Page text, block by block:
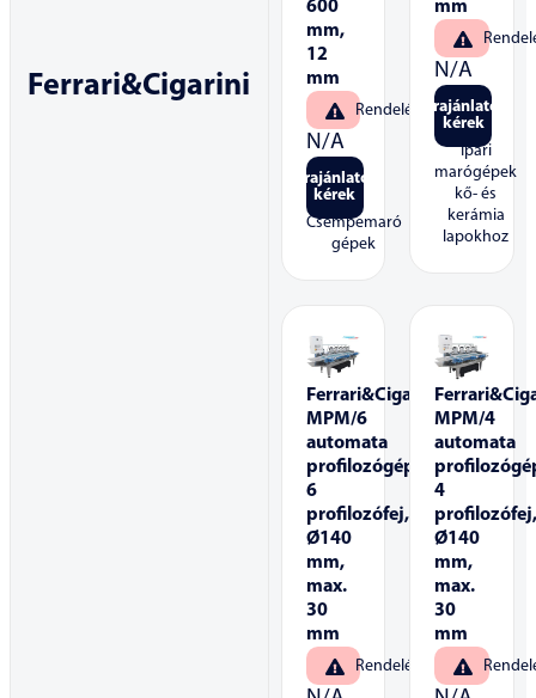
Ferrari&Cigarini
600
mm,
12
mm
Rendelésre
N/A
Árajánlatot
kérek
Csempemaró
gépek
mm
N/A
Árajánlatot
kérek
Ipari
marógépek
kő- és
kerámia
lapokhoz
Ferrari&Cigarini
MPM/6
automata
profilozógép,
6
profilozófej,
Ø140
mm,
max.
30
mm
Rendelésre
MPM/4
automata
4
Ø140
mm,
max.
30
mm